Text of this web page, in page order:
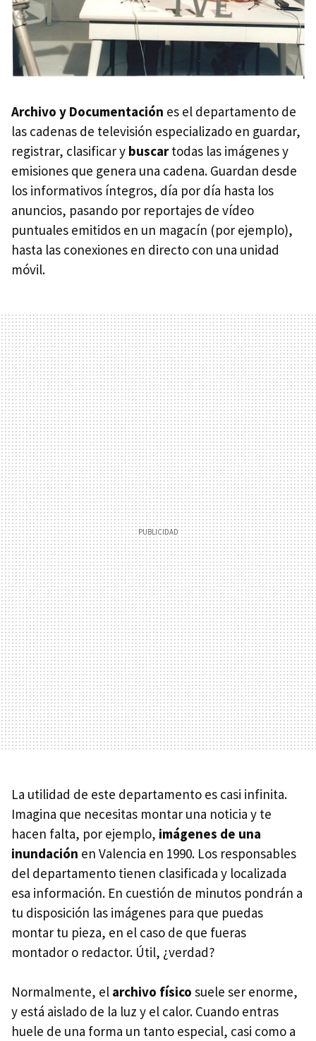
Archivo y Documentación es el departamento de
las cadenas de televisión especializado en guardar,
registrar, clasificar y buscartodas las imágenes y
emisiones que genera una cadena. Guardan desde
los informativos íntegros, día por día hasta los
anuncios, pasando por reportajes de vídeo
puntuales emitidos en un magacín (por ejemplo),
hasta las conexiones en directo con una unidad
móvil.
La utilidad de este departamento es casi infinita.
Imagina que necesitas montar una noticia y te
hacen falta, por ejemplo, imágenes de una
inundación en Valencia en 1990. Los responsables
del departamento tienen clasificada y localizada
esa información. En cuestión de minutos pondrán a
tu disposición las imágenes para que puedas
montar tu pieza, en el caso de que fueras
montador o redactor. Útil, ¿verdad?
Normalmente, el archivo físico suele ser enorme,
y está aislado de la luz y el calor. Cuando entras
huele de una forma un tanto especial, casi como a